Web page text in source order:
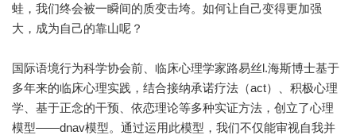
蛙，我们终会被一瞬间的质变击垮。如何让自己变得更加强
大，成为自己的靠山呢？
国际语境行为科学协会前、临床心理学家路易丝l.海斯博士基于
多年来的临床心理实践，结合接纳承诺疗法（act）、积极心理
学、基于正念的干预、依恋理论等多种实证方法，创立了心理
模型——dnav模型。通过运用此模型，我们不仅能审视自我并